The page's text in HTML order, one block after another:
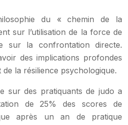
du « chemin de la
sur l’utilisation de la force de
sur la confrontation directe.
des implications profondes
la résilience psychologique.
sur des pratiquants de judo a
de 25% des scores de
après un an de pratique